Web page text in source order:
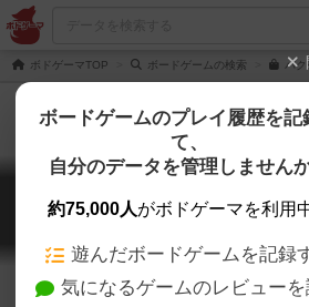
ボドゲーマTOP ボードゲームの検索 パ
パクモグ
PAKUMOGU
ボードゲームのプレイ履歴を記
て、
自分のデータを管理しません
約75,000人がボドゲーマを利用
遊んだボードゲームを記録
気になるゲームのレビューを